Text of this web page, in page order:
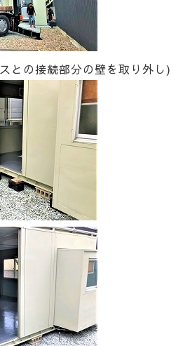
との接続部分の壁を取り外し)